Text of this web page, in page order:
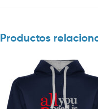
Productos